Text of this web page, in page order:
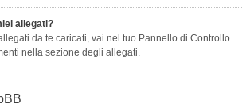
allegati?
da te caricati, vai nel tuo Pannello di Controllo
nella sezione degli allegati.